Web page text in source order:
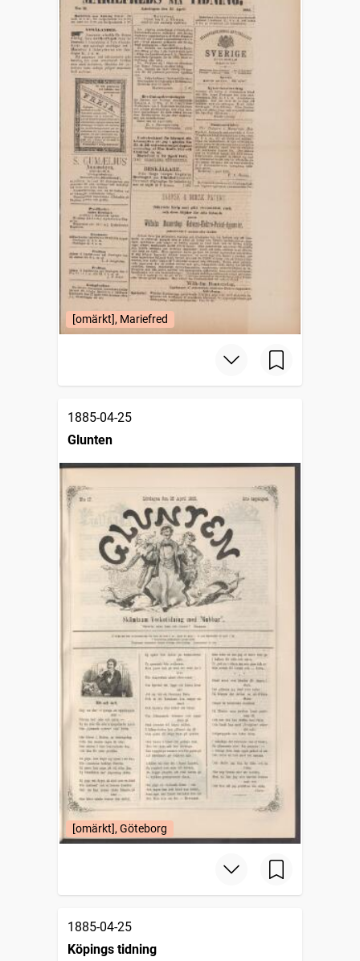
[omärkt], Mariefred
1885-04-25
Glunten
[omärkt], Göteborg
1885-04-25
Köpings tidning